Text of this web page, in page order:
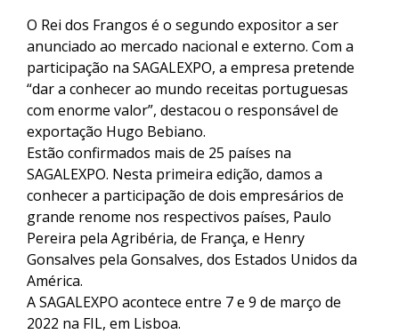
O Rei dos Frangos é o segundo expositor a ser
anunciado ao mercado nacional e externo. Com a
participação na SAGALEXPO, a empresa pretende
“dar a conhecer ao mundo receitas portuguesas
com enorme valor”, destacou o responsável de
exportação Hugo Bebiano.
Estão confirmados mais de 25 países na
SAGALEXPO. Nesta primeira edição, damos a
conhecer a participação de dois empresários de
grande renome nos respectivos países, Paulo
Pereira pela Agribéria, de França, e Henry
Gonsalves pela Gonsalves, dos Estados Unidos da
América.
A SAGALEXPO acontece entre 7 e 9 de março de
2022 na FIL, em Lisboa.